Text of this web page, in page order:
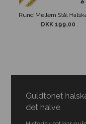
DKK 199,00
Guldtonet
det halve